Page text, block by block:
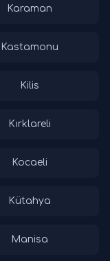
Karaman
Kastamonu
Kilis
Kırklareli
Kocaeli
Kütahya
Manisa